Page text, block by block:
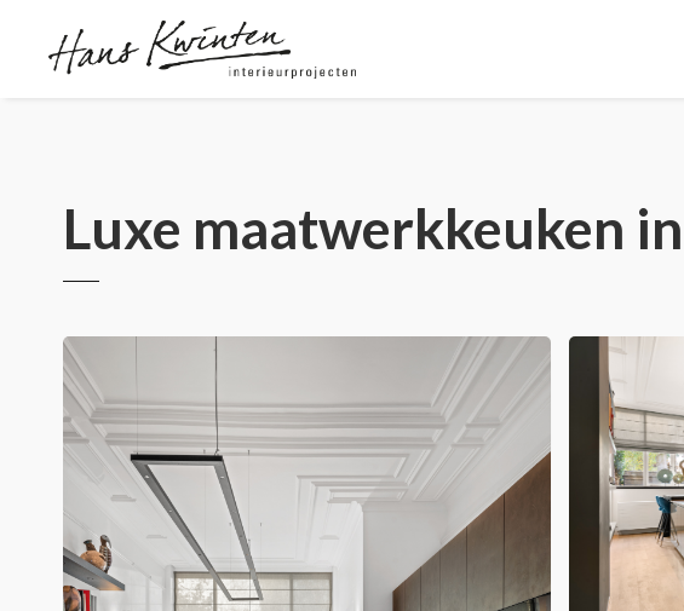
Luxe maatwerkkeuken